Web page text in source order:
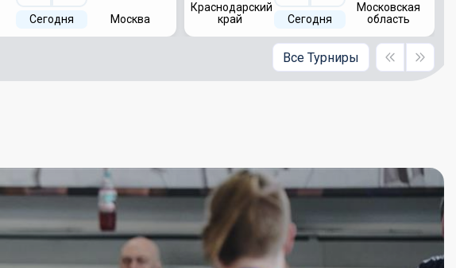
Сегодня Москва
Краснодарский
край
Сегодня
Московская
область
Все Турниры